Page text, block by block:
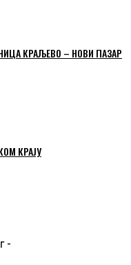
КРАЉЕВО – НОВИ ПАЗАР
КРАЈУ
-